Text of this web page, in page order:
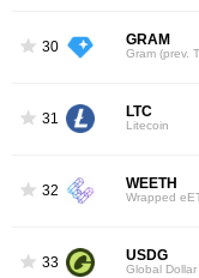
30 GRAM
Gram (prev.
31 LTC
Litecoin
32 WEETH
Wrapped
33 USDG
Global Dollar